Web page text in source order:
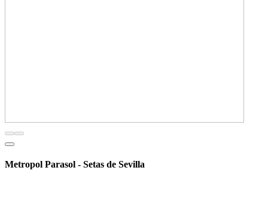
Metropol Parasol - Setas de Sevilla